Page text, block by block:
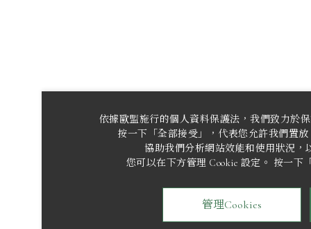
依據歐盟施行的個人資料保護法，我們致力於
按一下「全部接受」，代表您允許我們置
協助我們分析網站效能和使用狀況
您可以在下方管理 Cookie 設定。 按一
管理Cookies